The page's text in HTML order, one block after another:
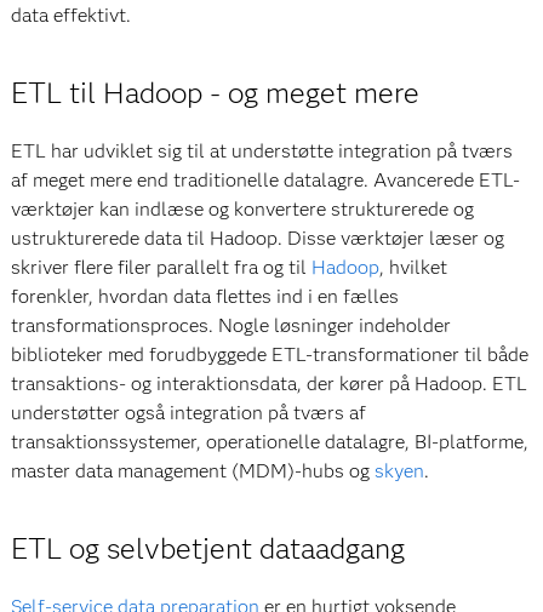
data effektivt.
ETL til Hadoop - og meget mere
ETL har udviklet sig til at understøtte integration på tværs
af meget mere end traditionelle datalagre. Avancerede ETL-
værktøjer kan indlæse og konvertere strukturerede og
ustrukturerede data til Hadoop. Disse værktøjer læser og
skriver flere filer parallelt fra og til Hadoop, hvilket
forenkler, hvordan data flettes ind i en fælles
transformationsproces. Nogle løsninger indeholder
biblioteker med forudbyggede ETL-transformationer til både
transaktions- og interaktionsdata, der kører på Hadoop. ETL
understøtter også integration på tværs af
transaktionssystemer, operationelle datalagre, BI-platforme,
master data management (MDM)-hubs og skyen.
ETL og selvbetjent dataadgang
Self-service data preparation er en hurtigt voksende